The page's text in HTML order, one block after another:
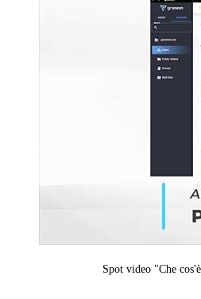
Spot video "Che